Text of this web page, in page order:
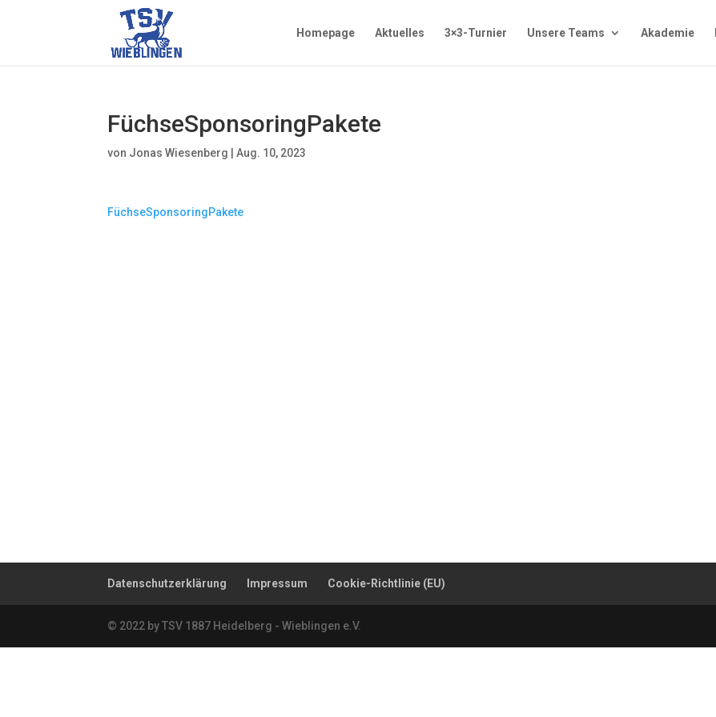
Homepage Aktuelles 3×3-Turnier Unsere Teams Akademie
FüchseSponsoringPakete
von Jonas Wiesenberg |Aug. 10, 2023
FüchseSponsoringPakete
Datenschutzerklärung Impressum Cookie-Richtlinie (EU)
© 2022 by TSV 1887 Heidelberg - Wieblingen e.V.